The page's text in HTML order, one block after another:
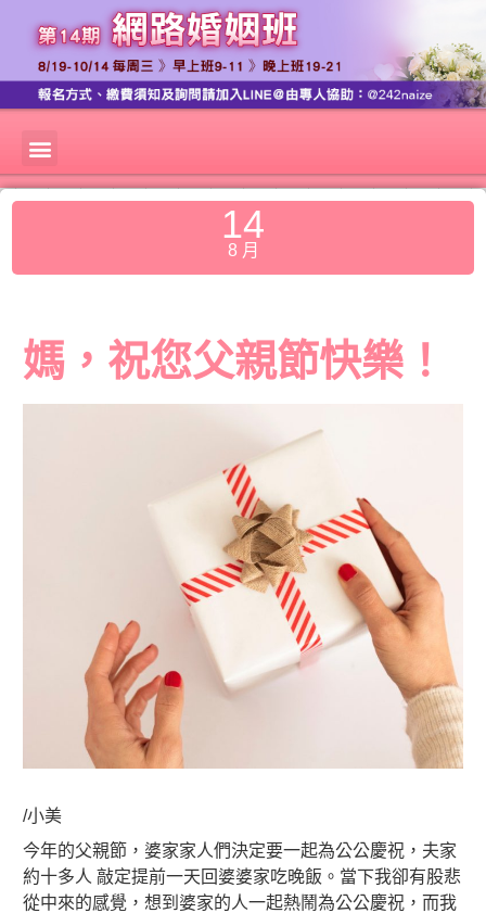
14
8 月
媽，祝您父親節快樂！
/小美
今年的父親節，婆家家人們決定要一起為公公慶祝，夫家
約十多人 敲定提前一天回婆婆家吃晚飯。當下我卻有股悲
從中來的感覺，想到婆家的人一起熱鬧為公公慶祝，而我